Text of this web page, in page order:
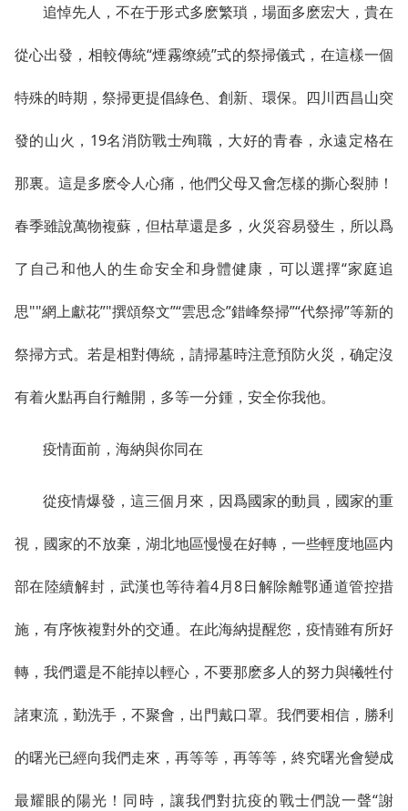
追悼先人，不在于形式多麽繁瑣，場面多麽宏大，貴在
從心出發，相較傳統“煙霧缭繞”式的祭掃儀式，在這樣一個
特殊的時期，祭掃更提倡綠色、創新、環保。四川西昌山突
發的山火，19名消防戰士殉職，大好的青春，永遠定格在
那裏。這是多麽令人心痛，他們父母又會怎樣的撕心裂肺！
春季雖說萬物複蘇，但枯草還是多，火災容易發生，所以爲
了自己和他人的生命安全和身體健康，可以選擇“家庭追
思""網上獻花”"撰頌祭文”“雲思念”錯峰祭掃”“代祭掃”等新的
祭掃方式。若是相對傳統，請掃墓時注意預防火災，确定沒
有着火點再自行離開，多等一分鍾，安全你我他。
疫情面前，海納與你同在
從疫情爆發，這三個月來，因爲國家的動員，國家的重
視，國家的不放棄，湖北地區慢慢在好轉，一些輕度地區内
部在陸續解封，武漢也等待着4月8日解除離鄂通道管控措
施，有序恢複對外的交通。在此海納提醒您，疫情雖有所好
轉，我們還是不能掉以輕心，不要那麽多人的努力與犧牲付
諸東流，勤洗手，不聚會，出門戴口罩。我們要相信，勝利
的曙光已經向我們走來，再等等，再等等，終究曙光會變成
最耀眼的陽光！同時，讓我們對抗疫的戰士們說一聲“謝